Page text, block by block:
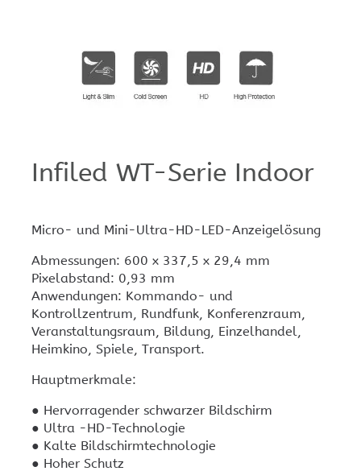
Infiled WT-Serie Indoor
Micro- und Mini-Ultra-HD-LED-Anzeigelösung
Abmessungen: 600 x 337,5 x 29,4 mm
Pixelabstand: 0,93 mm
Anwendungen: Kommando- und
Kontrollzentrum, Rundfunk, Konferenzraum,
Veranstaltungsraum, Bildung, Einzelhandel,
Heimkino, Spiele, Transport.
Hauptmerkmale:
● Hervorragender schwarzer Bildschirm
● Ultra -HD-Technologie
● Kalte Bildschirmtechnologie
● Hoher Schutz